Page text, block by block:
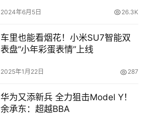
2024年6月5日 26.3K
车里也能看烟花！小米SU7智能双
表盘“小年彩蛋表情”上线
2025年1月22日 287
华为又添新兵 全力狙击Model Y！
余承东：超越BBA